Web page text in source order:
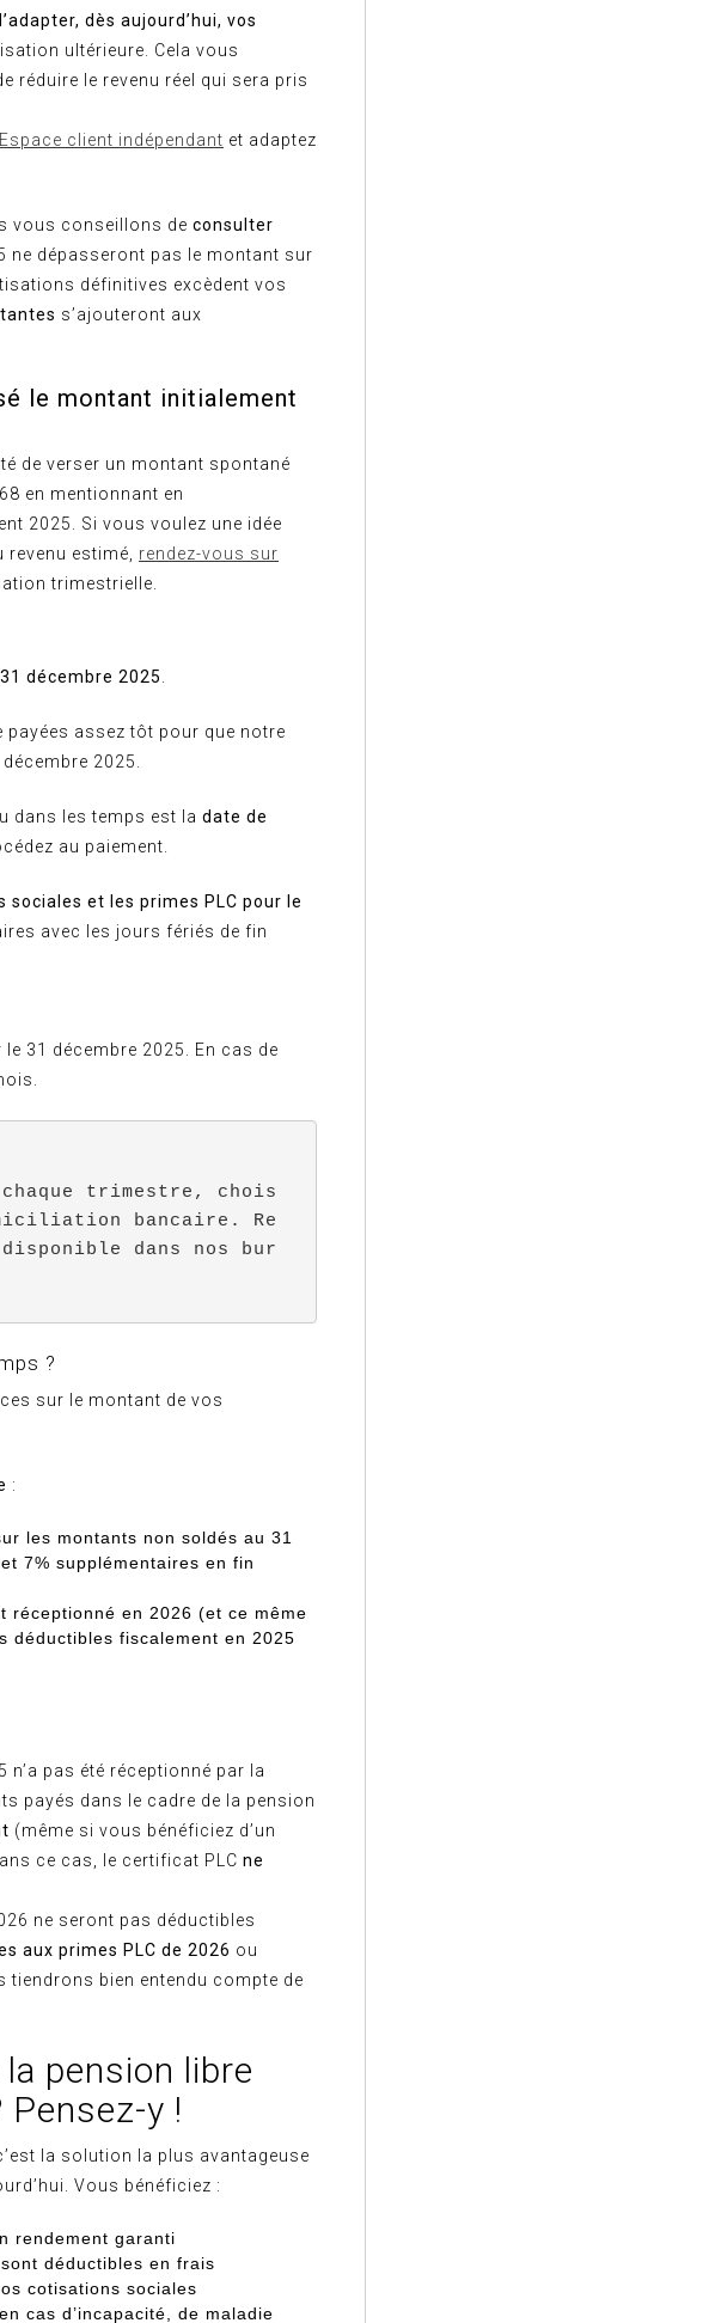
dès aujourd’hui, vos
ultérieure. Cela vous
réduire le revenu réel qui sera pris
client indépendant et adaptez
vous conseillons de consulter
ne dépasseront pas le montant sur
définitives excèdent vos
s’ajouteront aux
le montant initialement
de verser un montant spontané
en mentionnant en
2025. Si vous voulez une idée
estimé, rendez-vous sur
trimestrielle.
décembre 2025
payées assez tôt pour que notre
2025.
dans les temps est la date de
au paiement.
sociales et les primes PLC pour le
avec les jours fériés de fin
31 décembre 2025. En cas de
trimestre, chois
bancaire. Re
dans nos bur
?
sur le montant de vos
:
les montants non soldés au 31
7% supplémentaires en fin
réceptionné en 2026 (et ce même
déductibles fiscalement en 2025
pas été réceptionné par la
payés dans le cadre de la pension
(même si vous bénéficiez d’un
ce cas, le certificat PLC ne
ne seront pas déductibles
aux primes PLC de 2026 ou
bien entendu compte de
pension libre
y !
la solution la plus avantageuse
Vous bénéficiez :
rendement garanti
déductibles en frais
cotisations sociales
cas d’incapacité, de maladie